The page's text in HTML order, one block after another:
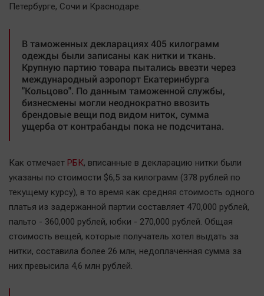
Экономика
Происшествия
Здоровье
Культура
Курилка
Мнения
Спорт
Отраслевые темы
Hедвижимость
Автомобили
XX век: криминальные уроки
Банки
Медиаграмотность
Медицина
Петербурге, Сочи и Краснодаре.
В таможенных декларациях 405 килограмм
одежды были записаны как нитки и ткань.
Крупную партию товара пытались ввезти через
международный аэропорт Екатеринбурга
"Кольцово". По данным таможенной службы,
бизнесмены могли неоднократно ввозить
брендовые вещи под видом ниток, сумма
ущерба от контрабанды пока не подсчитана.
Как отмечает РБК, вписанные в декларацию нитки были
указаны по стоимости $6,5 за килограмм (378 рублей по
текущему курсу), в то время как средняя стоимость одного
платья из задержанной партии составляет 470,000 рублей,
пальто - 360,000 рублей, юбки - 270,000 рублей. Общая
стоимость вещей, которые получатель хотел выдать за
нитки, составила более 26 млн, недоплаченная сумма за
них превысила 4,6 млн рублей.